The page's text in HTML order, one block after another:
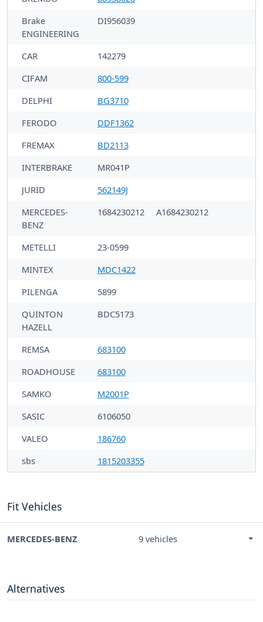
Brake
ENGINEERING
DI956039
CAR
142279
CIFAM
800-599
DELPHI
BG3710
FERODO
DDF1362
FREMAX
BD2113
INTERBRAKE
MR041P
JURID
562149J
MERCEDES-
BENZ
1684230212 A1684230212
METELLI
23-0599
MINTEX
MDC1422
PILENGA
5899
QUINTON
HAZELL
BDC5173
REMSA
683100
ROADHOUSE
683100
SAMKO
M2001P
SASIC
6106050
VALEO
186760
sbs
1815203355
Fit Vehicles
MERCEDES-BENZ 9 vehicles
Alternatives